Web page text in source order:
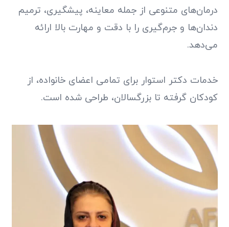
درمان‌های متنوعی از جمله معاینه، پیشگیری، ترمیم
دندان‌ها و جرم‌گیری را با دقت و مهارت بالا ارائه
می‌دهد.
خدمات دکتر استوار برای تمامی اعضای خانواده، از
کودکان گرفته تا بزرگسالان، طراحی شده است.